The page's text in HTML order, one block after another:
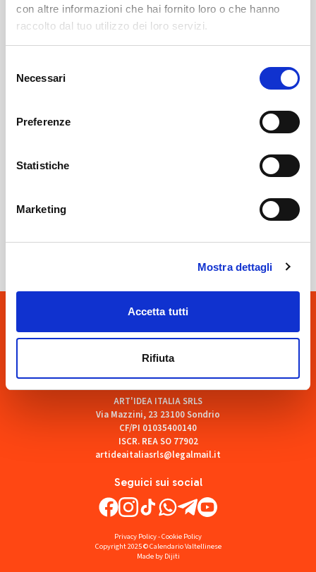
con altre informazioni che hai fornito loro o che hanno
raccolto dal tuo utilizzo dei loro servizi.
delNecessari
Preferenze
Statistiche
Marketing
Mostra dettagli
Accetta tutti
Rifiuta
SOF Società Onoranze Funebri
Sondrio
Seguici sui social
ART'IDEA ITALIA SRLS
Via Mazzini, 23 23100 Sondrio
CF/PI 01035400140
ISCR. REA SO 77902
artideaitaliasrls@legalmail.it
Privacy Policy-Cookie Policy
Copyright 2025 © Calendario Valtellinese
Made by Dijiti